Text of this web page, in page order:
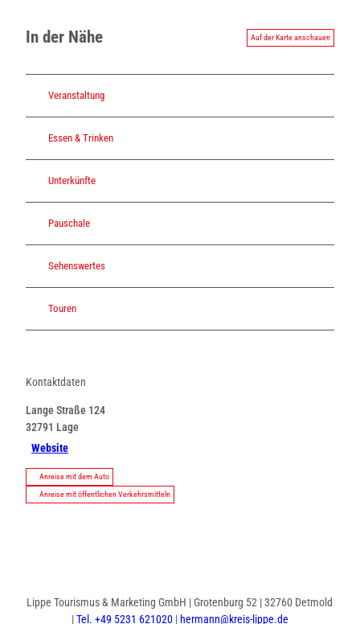
In der Nähe Auf der Karte anschauen
Veranstaltung
Essen & Trinken
Unterkünfte
Pauschale
Sehenswertes
Touren
Kontaktdaten
Lange Straße 124
32791 Lage
Website
Anreise mit dem Auto
Anreise mit öffentlichen Verkehrsmitteln
Lippe Tourismus & Marketing GmbH | Grotenburg 52 | 32760 Detmold
|Tel. +49 5231 621020|hermann@kreis-lippe.de